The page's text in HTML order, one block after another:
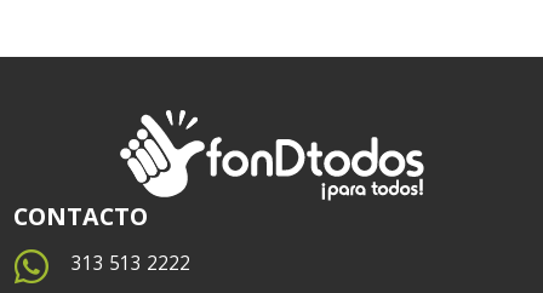
CONTACTO
 313 513 2222